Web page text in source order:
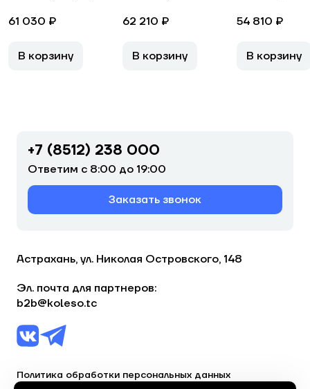
61 030 ₽
В корзину
62 210 ₽
В корзину
54 810 ₽
В корзину
+7 (8512) 238 000
Ответим с 8:00 до 19:00
Заказать звонок
Астрахань, ул. Николая Островского, 148
Эл. почта для партнеров:
b2b@koleso.tc
Политика обработки персональных данных